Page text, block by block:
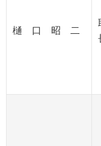
樋 口 昭 二